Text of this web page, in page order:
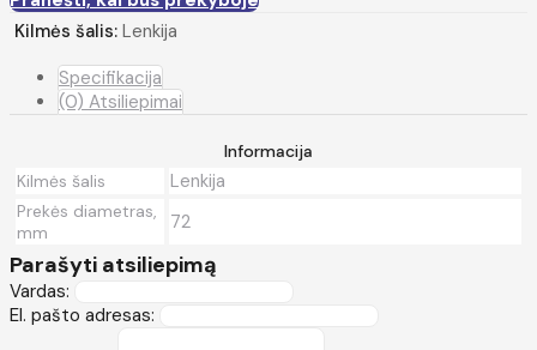
Kilmės šalis: Lenkija
Specifikacija
(0) Atsiliepimai
Informacija
Kilmės šalis
Lenkija
Prekės diametras,
mm
72
Parašyti atsiliepimą
Vardas:
El. pašto adresas: